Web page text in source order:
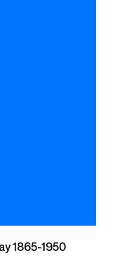
1865-1950